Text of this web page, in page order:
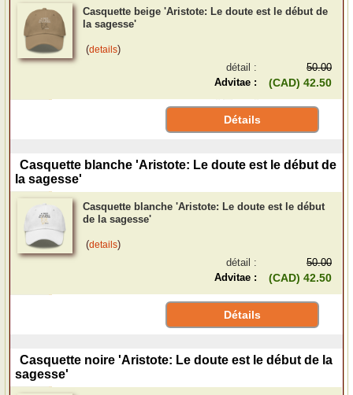
Casquette beige 'Aristote: Le doute est le début de
la sagesse'
(details)
détail :
50.00
Advitae :
(CAD) 42.50
Détails
Casquette blanche 'Aristote: Le doute est le début de
la sagesse'
Casquette blanche 'Aristote: Le doute est le début
de la sagesse'
(details)
détail :
50.00
Advitae :
(CAD) 42.50
Détails
Casquette noire 'Aristote: Le doute est le début de la
sagesse'